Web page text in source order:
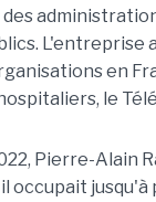
des
L'entreprise
en
le
Pierre-Alain
occupait